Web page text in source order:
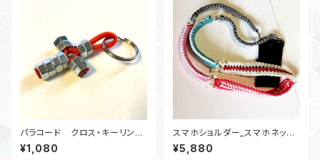
パラコード クロス・キーリン
グ M6ナット十字架 オレンジ
¥1,080
スマホショルダー_スマホネック
ストラップ_パラコードTrailblaz
erロング
¥5,880